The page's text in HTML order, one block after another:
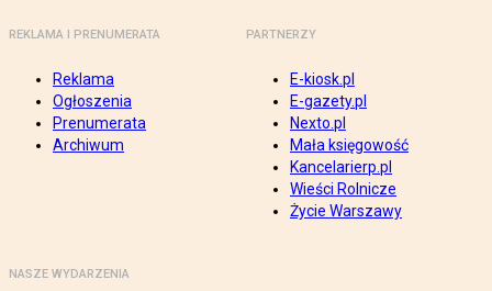
REKLAMA I PRENUMERATA
Reklama
Ogłoszenia
Prenumerata
Archiwum
PARTNERZY
E-kiosk.pl
E-gazety.pl
Nexto.pl
Mała księgowość
Kancelarierp.pl
Wieści Rolnicze
Życie Warszawy
NASZE WYDARZENIA